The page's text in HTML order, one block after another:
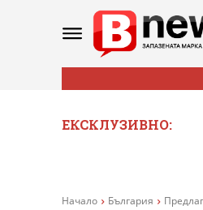
ЕКСКЛУЗИВНО:
Начало България